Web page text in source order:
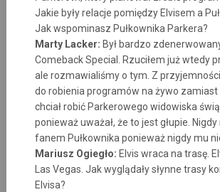
Jakie były relacje pomiędzy Elvisem a
Jak wspominasz Pułkownika Parkera?
Marty Lacker: Był bardzo
Comeback Special. Rzuciłem już wtedy
ale rozmawialiśmy o tym. Z
do robienia programów na żywo zamiast
chciał robić Parkerowego widowiska
ponieważ uważał, że to jest głupie. Nigdy
fanem Pułkownika ponieważ nigdy mu
Mariusz Ogiegło: Elvis wraca na trasę.
Las Vegas. Jak wyglądały słynne trasy
Elvisa?